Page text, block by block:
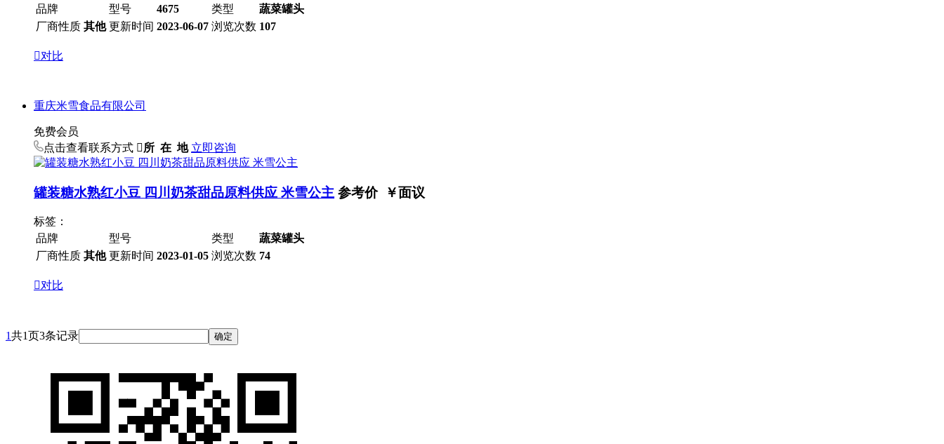
品牌
型号 4675 类型
蔬菜罐头
厂商性质 其他 更新时间 2023-06-07 浏览次数 107
对比
重庆米雪食品有限公司
免费会员
点击查看联系方式 所 在 地 立即咨询
罐装糖水熟红小豆 四川奶茶甜品原料供应 米雪公主 参考价 ￥面议
标签：
品牌
型号 类型
蔬菜罐头
厂商性质 其他 更新时间 2023-01-05 浏览次数 74
对比
1共1页3条记录 确定